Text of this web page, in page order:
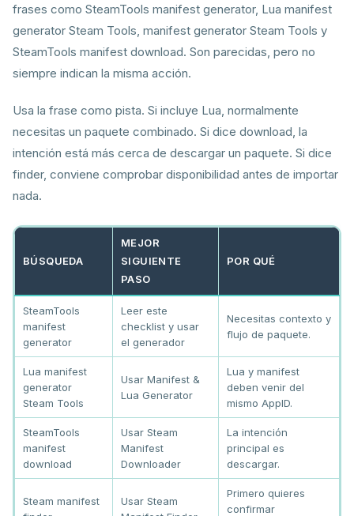
frases como SteamTools manifest generator, Lua manifest
generator Steam Tools, manifest generator Steam Tools y
SteamTools manifest download. Son parecidas, pero no
siempre indican la misma acción.
Usa la frase como pista. Si incluye Lua, normalmente
necesitas un paquete combinado. Si dice download, la
intención está más cerca de descargar un paquete. Si dice
finder, conviene comprobar disponibilidad antes de importar
nada.
BÚSQUEDA
MEJOR
SIGUIENTE
PASO
POR QUÉ
SteamTools
manifest
generator
Leer este
checklist y usar
el generador
Necesitas contexto y
flujo de paquete.
Lua manifest
generator
Steam Tools
Usar Manifest &
Lua Generator
Lua y manifest
deben venir del
mismo AppID.
SteamTools
manifest
download
Usar Steam
Manifest
Downloader
La intención
principal es
descargar.
Steam manifest
Usar Steam
Primero quieres
confirmar